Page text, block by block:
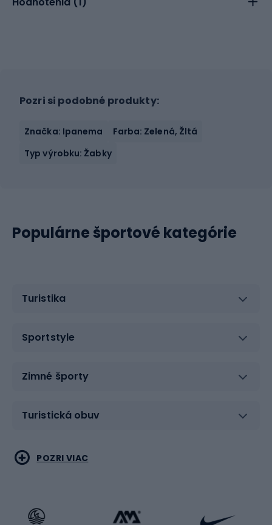
Pozri si podobné produkty:
Značka: Ipanema
Farba: Zelená, Žltá
Typ výrobku: Žabky
Populárne športové kategórie
Turistika
Sportstyle
Zimné športy
Turistická obuv
Vodné športy
Bojové umenia
POZRI VIAC